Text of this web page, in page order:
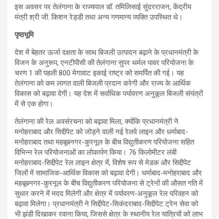
इस अवसर पर तेलंगाना के राज्यपाल डॉ. तमिलिसाई सुंदरराजन, केंद्रीय
मंत्री श्री जी. किशन रेड्डी तथा अन्य गणमान्‍य व्यक्ति उपस्थित थे।
पृष्ठभूमि
देश में बेहतर ऊर्जा दक्षता के साथ बिजली उत्पादन बढ़ाने के प्रधानमंत्री के
विजन के अनुरूप, एनटीपीसी की तेलंगाना सुपर थर्मल पावर परियोजना के
चरण 1 की पहली 800 मेगावाट इकाई राष्ट्र को समर्पित की गई। यह
तेलंगाना को कम लागत वाली बिजली प्रदान करेगी और राज्य के आर्थिक
विकास को बढ़ावा देगी। यह देश में सर्वाधिक पर्यावरण अनुकूल बिजली संयंत्रों
में से एक होगा।
तेलंगाना की रेल अवसंरचना को बढ़ावा मिला, क्योंकि प्रधानमंत्री ने
मनोहराबाद और सिद्दीपेट को जोड़ने वाली नई रेलवे लाइन और धर्माबाद-
मनोहराबाद तथा महबूबनगर-कुरनूल के बीच विद्युतीकरण परियोजना सहित
विभिन्न रेल परियोजनाओं का लोकार्पण किया। 76 किलोमीटर लंबी
मनोहराबाद-सिद्दीपेट रेल लाइन क्षेत्र में, विशेष रूप से मेडक और सिद्दीपेट
जिलों में सामाजिक-आर्थिक विकास को बढ़ावा देगी। धर्माबाद-मनोहराबाद और
महबूबनगर-कुरनूल के बीच विद्युतीकरण परियोजना से ट्रेनों की औसत गति में
सुधार करने में मदद मिलेगी और क्षेत्र में पर्यावरण-अनुकूल रेल परिवहन को
बढ़ावा मिलेगा। प्रधानमंत्री ने सिद्दीपेट-सिकंदराबाद-सिद्दीपेट ट्रेन सेवा को
भी झंडी दिखाकर रवाना किया, जिससे क्षेत्र के स्थानीय रेल यात्रियों को लाभ